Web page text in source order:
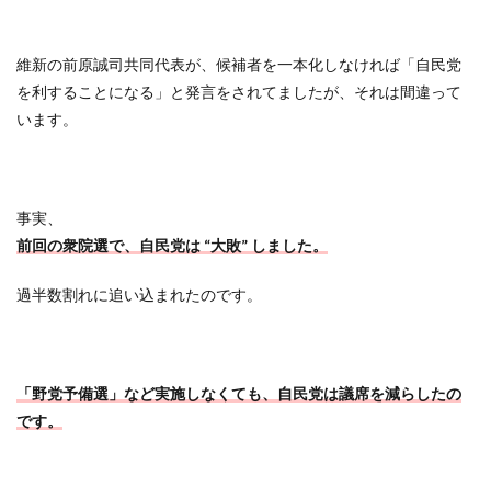
維新の前原誠司共同代表が、候補者を一本化しなければ「自民党
を利することになる」と発言をされてましたが、それは間違って
います。
事実、
前回の衆院選で、自民党は “大敗” しました。
過半数割れに追い込まれたのです。
「野党予備選」など実施しなくても、自民党は議席を減らしたの
です。